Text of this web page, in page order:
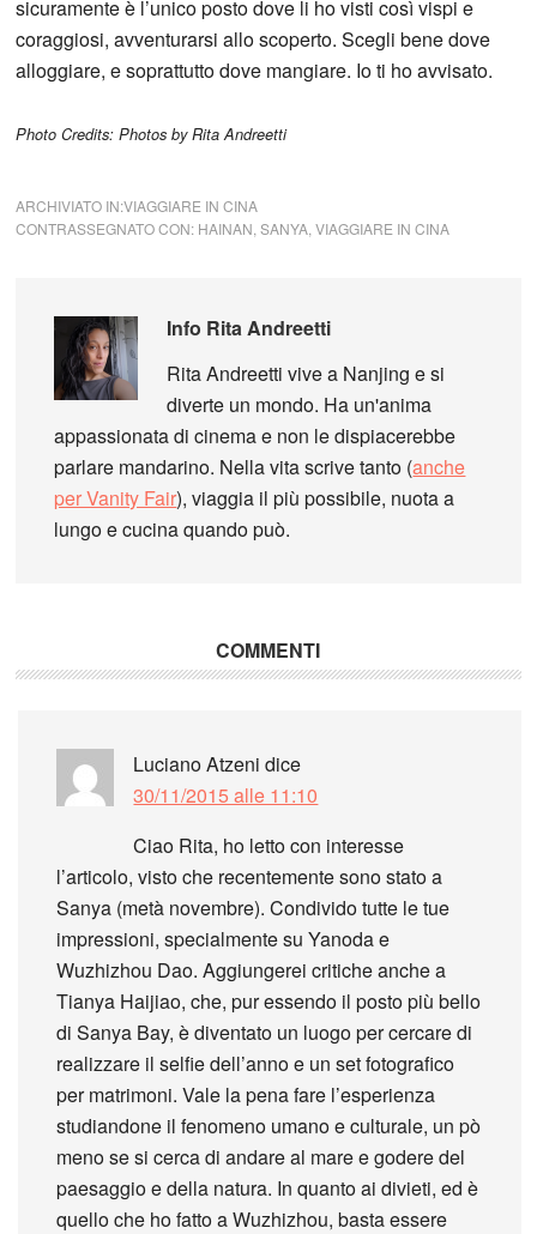
sicuramente è l’unico posto dove li ho visti così vispi e
coraggiosi, avventurarsi allo scoperto. Scegli bene dove
alloggiare, e soprattutto dove mangiare. Io ti ho avvisato.
Photo Credits: Photos by Rita Andreetti
ARCHIVIATO IN:VIAGGIARE IN CINA
CONTRASSEGNATO CON: HAINAN ,SANYA ,VIAGGIARE IN CINA
Info Rita Andreetti
Rita Andreetti vive a Nanjing e si
diverte un mondo. Ha un'anima
appassionata di cinema e non le dispiacerebbe
parlare mandarino. Nella vita scrive tanto (anche
per Vanity Fair), viaggia il più possibile, nuota a
lungo e cucina quando può.
COMMENTI
Luciano Atzeni dice
30/11/2015 alle 11:10
Ciao Rita, ho letto con interesse
l’articolo, visto che recentemente sono stato a
Sanya (metà novembre). Condivido tutte le tue
impressioni, specialmente su Yanoda e
Wuzhizhou Dao. Aggiungerei critiche anche a
Tianya Haijiao, che, pur essendo il posto più bello
di Sanya Bay, è diventato un luogo per cercare di
realizzare il selfie dell’anno e un set fotografico
per matrimoni. Vale la pena fare l’esperienza
studiandone il fenomeno umano e culturale, un pò
meno se si cerca di andare al mare e godere del
paesaggio e della natura. In quanto ai divieti, ed è
quello che ho fatto a Wuzhizhou, basta essere